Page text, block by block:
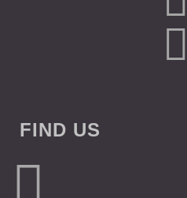
FIND US